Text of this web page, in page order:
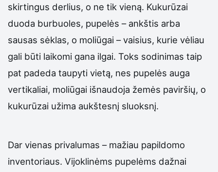
skirtingus derlius, o ne tik vieną. Kukurūzai
duoda burbuoles, pupelės – ankštis arba
sausas sėklas, o moliūgai – vaisius, kurie vėliau
gali būti laikomi gana ilgai. Toks sodinimas taip
pat padeda taupyti vietą, nes pupelės auga
vertikaliai, moliūgai išnaudoja žemės paviršių, o
kukurūzai užima aukštesnį sluoksnį.
Dar vienas privalumas – mažiau papildomo
inventoriaus. Vijoklinėms pupelėms dažnai